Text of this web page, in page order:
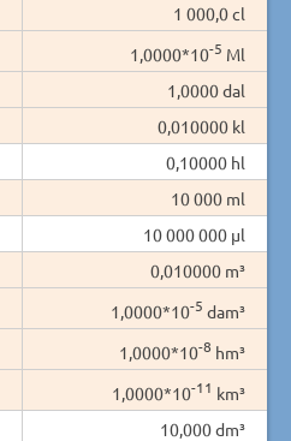
1 000,0 cl
1,0000*10-5 Ml
1,0000 dal
0,010000 kl
0,10000 hl
10 000 ml
10 000 000 µl
0,010000 m³
1,0000*10-5 dam³
1,0000*10-8 hm³
1,0000*10-11 km³
10,000 dm³